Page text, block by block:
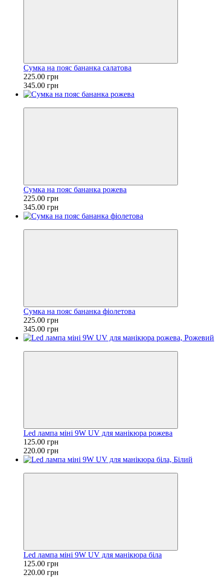
Сумка на пояс бананка салатова
225.00 грн
345.00 грн
Сумка на пояс бананка рожева
225.00 грн
345.00 грн
Сумка на пояс бананка фіолетова
225.00 грн
345.00 грн
Led лампа міні 9W UV для манікюра рожева
125.00 грн
220.00 грн
Led лампа міні 9W UV для манікюра біла
125.00 грн
220.00 грн